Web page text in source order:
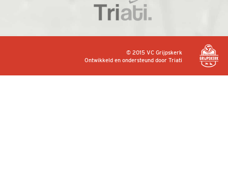
© 2015 VC Grijpskerk
Ontwikkeld en ondersteund doorTriati